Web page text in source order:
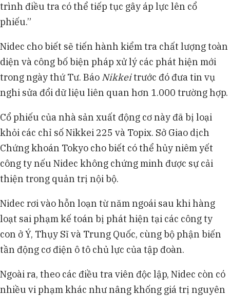
trình điều tra có thể tiếp tục gây áp lực lên cổ
phiếu.”
Nidec cho biết sẽ tiến hành kiểm tra chất lượng toàn
diện và công bố biện pháp xử lý các phát hiện mới
trong ngày thứ Tư. Báo Nikkeitrước đó đưa tin vụ
nghi sửa đổi dữ liệu liên quan hơn 1.000 trường hợp.
Cổ phiếu của nhà sản xuất động cơ này đã bị loại
khỏi các chỉ số Nikkei 225 và Topix. Sở Giao dịch
Chứng khoán Tokyo cho biết có thể hủy niêm yết
công ty nếu Nidec không chứng minh được sự cải
thiện trong quản trị nội bộ.
Nidec rơi vào hỗn loạn từ năm ngoái sau khi hàng
loạt sai phạm kế toán bị phát hiện tại các công ty
con ở Ý, Thụy Sĩ và Trung Quốc, cùng bộ phận biến
tần động cơ điện ô tô chủ lực của tập đoàn.
Ngoài ra, theo các điều tra viên độc lập, Nidec còn có
nhiều vi phạm khác như nâng khống giá trị nguyên